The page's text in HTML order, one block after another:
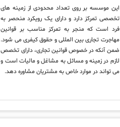
این موسسه بر روی تعداد محدودی از زمینه های
تخصصی تمرکز دارد و دارای یک رویکرد منحصر به
فرد است که منجر به تمرکز مناسب بر قوانین
مهاجرت تجاری بین المللی و حقوق کیفری می شود.
ضمن آنکه در خصوص قوانین تجاری، دارای تخصص
لازم در زمینه و مسائل به مشاغل و مالیات است و
می تواند در موارد خاص به مشتریان مشاوره دهد.